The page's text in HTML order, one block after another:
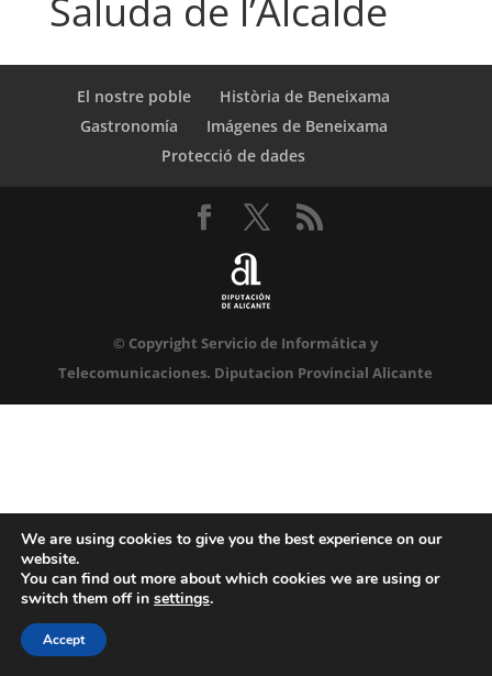
Saluda de l’Alcalde
El nostre poble
Història de Beneixama
Gastronomía
Imágenes de Beneixama
Protecció de dades
© Copyright Servicio de Informática y
Telecomunicaciones. Diputacion Provincial Alicante
We are using cookies to give you the best experience on our
website.
You can find out more about which cookies we are using or
switch them off in settings.
Accept